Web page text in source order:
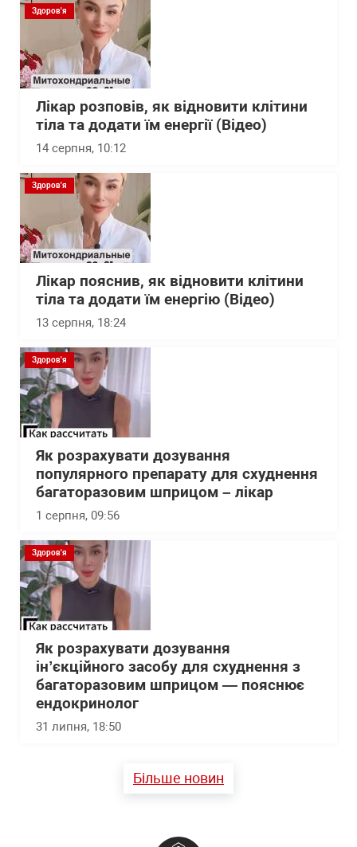
Здоров'я
Лікар розповів, як відновити клітини
тіла та додати їм енергії (Відео)
14 серпня, 10:12
Здоров'я
Лікар пояснив, як відновити клітини
тіла та додати їм енергію (Відео)
13 серпня, 18:24
Здоров'я
Як розрахувати дозування
популярного препарату для схуднення
багаторазовим шприцом – лікар
1 серпня, 09:56
Здоров'я
Як розрахувати дозування
інʼєкційного засобу для схуднення з
багаторазовим шприцом — пояснює
ендокринолог
31 липня, 18:50
Більше новин